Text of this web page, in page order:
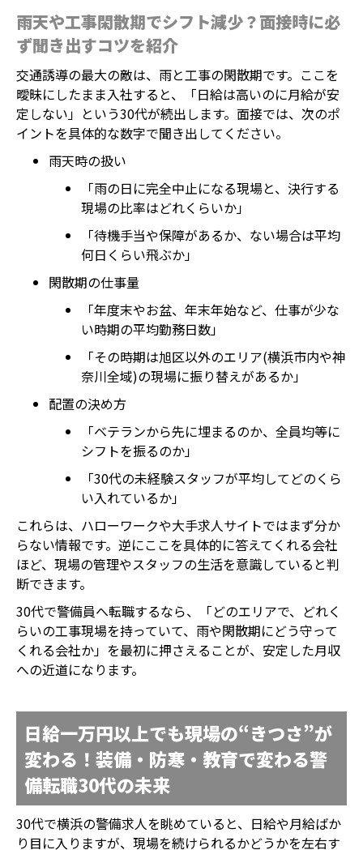
雨天や工事閑散期でシフト減少？面接時に必
ず聞き出すコツを紹介
交通誘導の最大の敵は、雨と工事の閑散期です。ここを
曖昧にしたまま入社すると、「日給は高いのに月給が安
定しない」という30代が続出します。面接では、次のポ
イントを具体的な数字で聞き出してください。
雨天時の扱い
「雨の日に完全中止になる現場と、決行する
現場の比率はどれくらいか」
「待機手当や保障があるか、ない場合は平均
何日くらい飛ぶか」
閑散期の仕事量
「年度末やお盆、年末年始など、仕事が少な
い時期の平均勤務日数」
「その時期は旭区以外のエリア(横浜市内や神
奈川全域)の現場に振り替えがあるか」
配置の決め方
「ベテランから先に埋まるのか、全員均等に
シフトを振るのか」
「30代の未経験スタッフが平均してどのくら
い入れているか」
これらは、ハローワークや大手求人サイトではまず分か
らない情報です。逆にここを具体的に答えてくれる会社
ほど、現場の管理やスタッフの生活を意識していると判
断できます。
30代で警備員へ転職するなら、「どのエリアで、どれく
らいの工事現場を持っていて、雨や閑散期にどう守って
くれる会社か」を最初に押さえることが、安定した月収
への近道になります。
日給一万円以上でも現場の“きつさ”が
変わる！装備・防寒・教育で変わる警
備転職30代の未来
30代で横浜の警備求人を眺めていると、日給や月給ばか
り目に入りますが、現場を続けられるかどうかを左右す